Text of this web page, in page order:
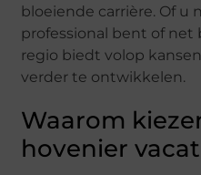
bloeiende carrière. Of u
professional bent of net
regio biedt volop
verder te ontwikkelen.
Waarom
hovenier